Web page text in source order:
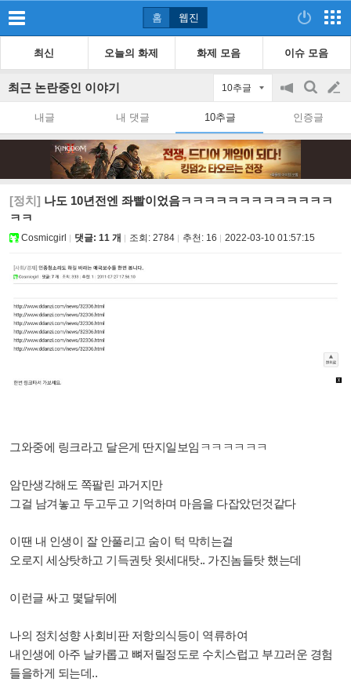
홈 웹진
최신 오늘의 화제 화제 모음 이슈 모음
최근 논란중인 이야기 10추글
공
on/off
검
색
글
쓰
내글 내 댓글 10추글 인증글
[정치] 나도 10년전엔 좌빨이었음ㅋㅋㅋㅋㅋㅋㅋㅋㅋㅋㅋㅋㅋ
ㅋㅋ
Cosmicgirl 댓글: 11 개 조회: 2784 추천: 16 2022-03-10 01:57:15
그와중에 링크라고 달은게 딴지일보임ㅋㅋㅋㅋㅋㅋ
암만생각해도 쪽팔린 과거지만
그걸 남겨놓고 두고두고 기억하며 마음을 다잡았던것같다
이땐 내 인생이 잘 안풀리고 숨이 턱 막히는걸
오로지 세상탓하고 기득권탓 윗세대탓.. 가진놈들탓 했는데
이런글 싸고 몇달뒤에
나의 정치성향 사회비판 저항의식등이 역류하여
내인생에 아주 날카롭고 뼈저릴정도로 수치스럽고 부끄러운 경험
들을하게 되는데..